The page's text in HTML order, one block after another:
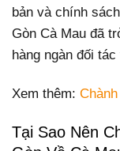
bản và chính
Gòn Cà Mau đã
hàng ngàn đối
Xem thêm:
Tại Sao Nên